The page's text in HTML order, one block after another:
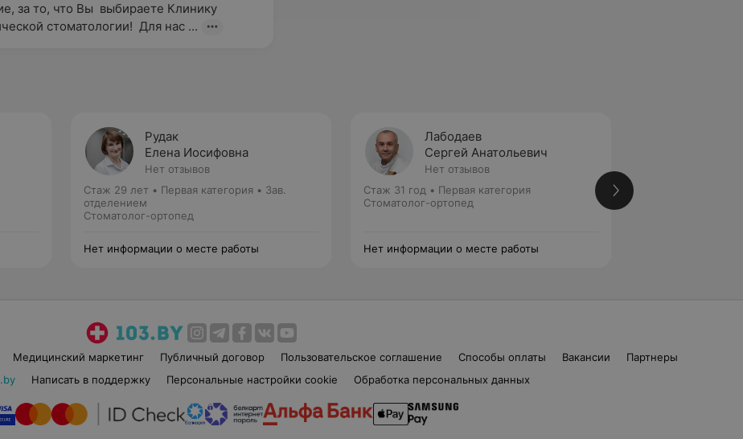
за то, что Вы  выбираете Клинику
стоматологии!  Для нас ...
Рудак
Елена Иосифовна
Нет отзывов
Стаж 29 лет • Первая категория • Зав.
отделением
Стоматолог-ортопед
Нет информации о месте работы
Лабодаев
Сергей Анатольевич
Нет отзывов
Стаж 31 год • Первая категория
Стоматолог-ортопед
Нет информации о месте работы
Медицинский маркетинг Публичный договор Пользовательское соглашение Способы оплаты Вакансии
Партнеры
Написать в поддержку Персональные настройки cookie Обработка персональных данных